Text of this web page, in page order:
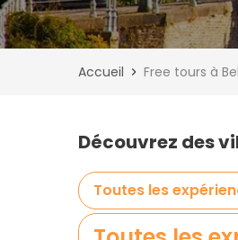
Accueil Free tours à
Découvrez des
Toutes les